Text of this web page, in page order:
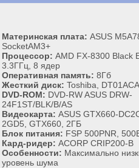
Материнская плата: ASUS
SocketAM3+
Процессор: AMD FX-8300 Black
3.3ГГц, 8 ядер
Оперативная память: 8Гб
Жесткий диск: Toshiba,
DVD-ROM: DVD-RW ASUS DRW-
24F1ST/BLK/B/AS
Видеокарта: ASUS GTX660-
2GD5, GTX660, 2ГБ
Блок питания: FSP 500PNR,
Кард-ридер: ACORP CRIP200-B
Особенности: Максимально
уровень шума